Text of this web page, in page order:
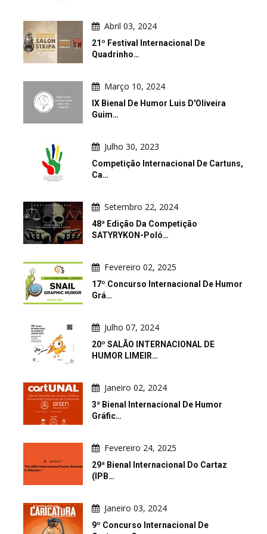
Abril 03, 2024
21º Festival Internacional De
Quadrinho…
Março 10, 2024
IX Bienal De Humor Luis D'Oliveira
Guim…
Julho 30, 2023
Competição Internacional De Cartuns,
Ca…
Setembro 22, 2024
48ª Edição Da Competição
SATYRYKON-Poló…
Fevereiro 02, 2025
17º Concurso Internacional De Humor
Grá…
Julho 07, 2024
20º SALÃO INTERNACIONAL DE
HUMOR LIMEIR…
Janeiro 02, 2024
3ª Bienal Internacional De Humor
Gráfic…
Fevereiro 24, 2025
29ª Bienal Internacional Do Cartaz
(IPB…
Janeiro 03, 2024
9º Concurso Internacional De